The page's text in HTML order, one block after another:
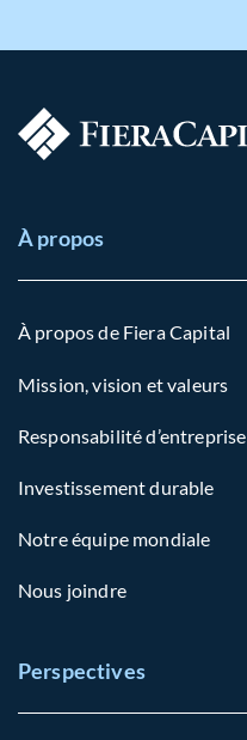
À propos
À propos de Fiera Capital
Mission, vision et valeurs
Responsabilité d’entreprise
Investissement durable
Notre équipe mondiale
Nous joindre
Perspectives